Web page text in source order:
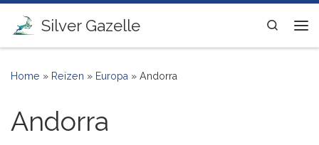
Ga naar inhoud
Silver Gazelle
Search
Home » Reizen » Europa » Andorra
Andorra